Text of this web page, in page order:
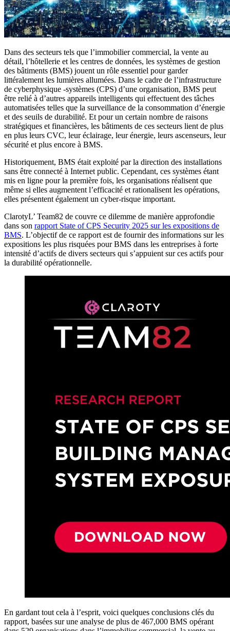
Dans des secteurs tels que l’immobilier commercial, la vente au
détail, l’hôtellerie et les centres de données, les systèmes de gestion
des bâtiments (BMS) jouent un rôle essentiel pour garder
littéralement les lumières allumées. Dans le cadre de l’infrastructure
de cyberphysique -systèmes (CPS) d’une organisation, BMS peut
être relié à d’autres appareils intelligents qui effectuent des tâches
automatisées telles que la surveillance de la consommation d’énergie
et des seuils de durabilité. Et pour un certain nombre de raisons
stratégiques et financières, les bâtiments de ces secteurs lient de plus
en plus leurs CVC, leur éclairage, leur énergie, leurs ascenseurs, leur
sécurité et plus encore à BMS.
Historiquement, BMS était exploité par la direction des installations
sans être connecté à Internet public. Cependant, ces systèmes étant
mis en ligne pour la première fois, les organisations réalisent que
même si elles augmentent l’efficacité et rationalisent les opérations,
elles présentent également un cyber-risque important.
ClarotyL’ Team82 de couvre ce dilemme de manière approfondie
dans son rapport State of CPS Security 2025 sur les expositions de
BMS. L’objectif de ce rapport est de fournir des informations sur les
expositions les plus risquées pour BMS dans les entreprises à forte
intensité d’actifs de divers secteurs qui s’appuient sur ces actifs pour
la durabilité opérationnelle.
En gardant tout cela à l’esprit, voici quelques conclusions clés du
rapport, basées sur une analyse de plus de 467,000 BMS opérant